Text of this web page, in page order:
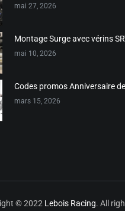
mai 27, 2026
Montage Surge avec vérins
mai 10, 2026
Codes promos Anniversaire
mars 15, 2026
© 2022 Lebois Racing. All